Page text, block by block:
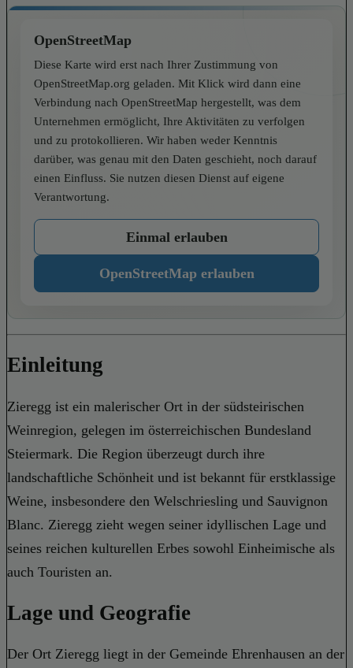
OpenStreetMap
Diese Karte wird erst nach Ihrer Zustimmung von
OpenStreetMap.org geladen. Mit Klick wird dann eine
Verbindung nach OpenStreetMap hergestellt, was dem
Unternehmen ermöglicht, Ihre Aktivitäten zu verfolgen
und zu protokollieren. Wir haben weder Kenntnis
darüber, was genau mit den Daten geschieht, noch darauf
einen Einfluss. Sie nutzen diesen Dienst auf eigene
Verantwortung.
Einmal erlauben
OpenStreetMap erlauben
Einleitung
Zieregg ist ein malerischer Ort in der südsteirischen
Weinregion, gelegen im österreichischen Bundesland
Steiermark. Die Region überzeugt durch ihre
landschaftliche Schönheit und ist bekannt für erstklassige
Weine, insbesondere den Welschriesling und Sauvignon
Blanc. Zieregg zieht wegen seiner idyllischen Lage und
seines reichen kulturellen Erbes sowohl Einheimische als
auch Touristen an.
Lage und Geografie
Der Ort Zieregg liegt in der Gemeinde Ehrenhausen an der